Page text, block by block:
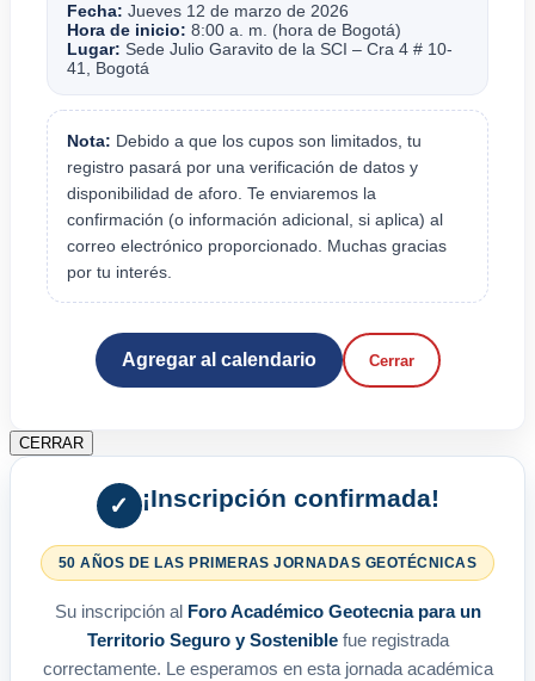
Fecha: Jueves 12 de marzo de 2026
Hora de inicio: 8:00 a. m. (hora de Bogotá)
Lugar: Sede Julio Garavito de la SCI – Cra 4 # 10-
41, Bogotá
Nota: Debido a que los cupos son limitados, tu
registro pasará por una verificación de datos y
disponibilidad de aforo. Te enviaremos la
confirmación (o información adicional, si aplica) al
correo electrónico proporcionado. Muchas gracias
por tu interés.
Agregar al calendario Cerrar
CERRAR
✓ ¡Inscripción confirmada!
50 AÑOS DE LAS PRIMERAS JORNADAS GEOTÉCNICAS
Su inscripción al Foro Académico Geotecnia para un
Territorio Seguro y Sosteniblefue registrada
correctamente. Le esperamos en esta jornada académica